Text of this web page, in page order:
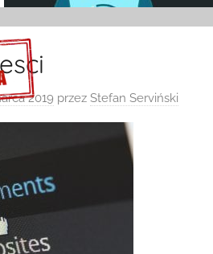
2019 przez Stefan Serviński